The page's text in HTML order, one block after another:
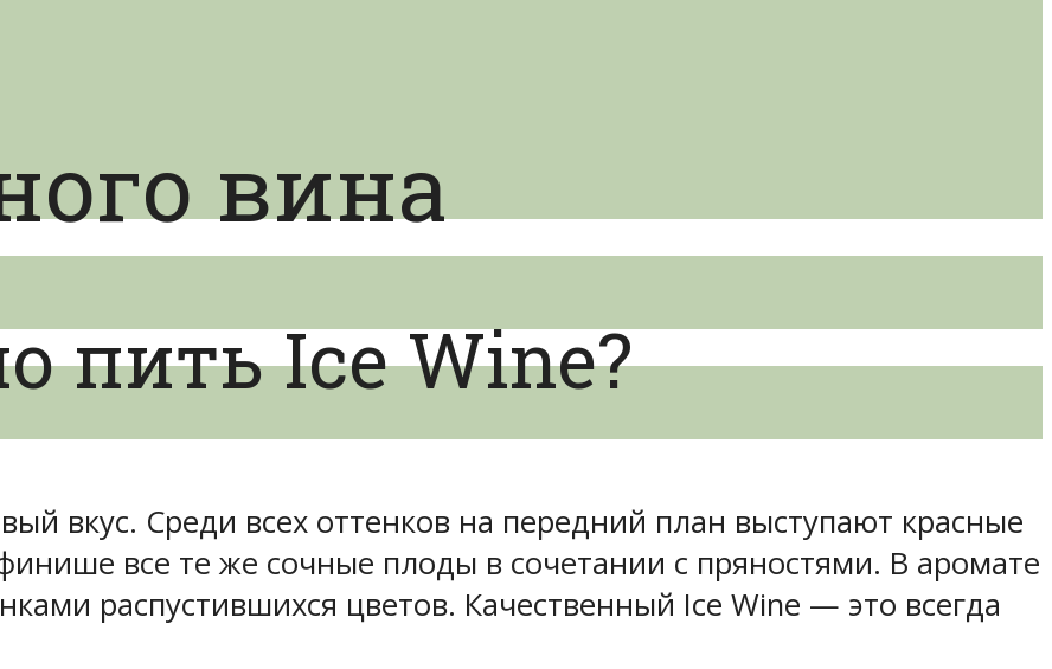
вина
пить Ice Wine?
вкус. Среди всех оттенков на передний план выступают красные
все те же сочные плоды в сочетании с пряностями. В аромате
распустившихся цветов. Качественный Ice Wine — это всегда